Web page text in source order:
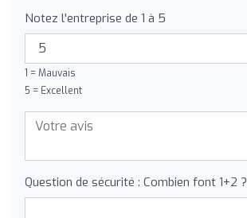
Notez l'entreprise de 1 à 5
1 = Mauvais
5 = Excellent
Question de sécurité : Combien font 1+2 ?